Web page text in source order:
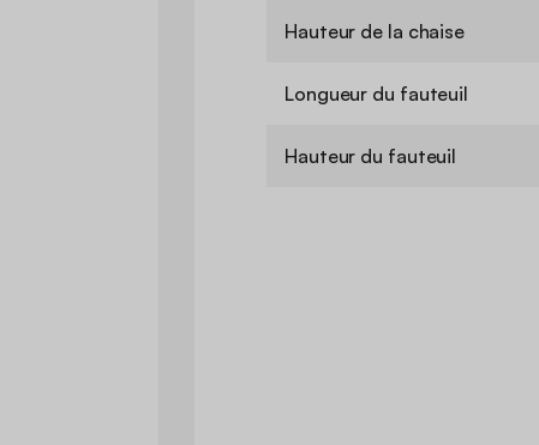
Hauteur de la chaise
Longueur du fauteuil
Hauteur du fauteuil